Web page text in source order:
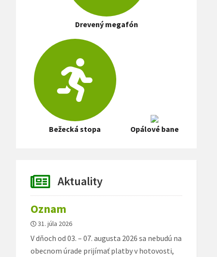
Drevený megafón
Bežecká stopa Opálové bane
Aktuality
Oznam
31. júla 2026
V dňoch od 03. – 07. augusta 2026 sa nebudú na
obecnom úrade prijímať platby v hotovosti,